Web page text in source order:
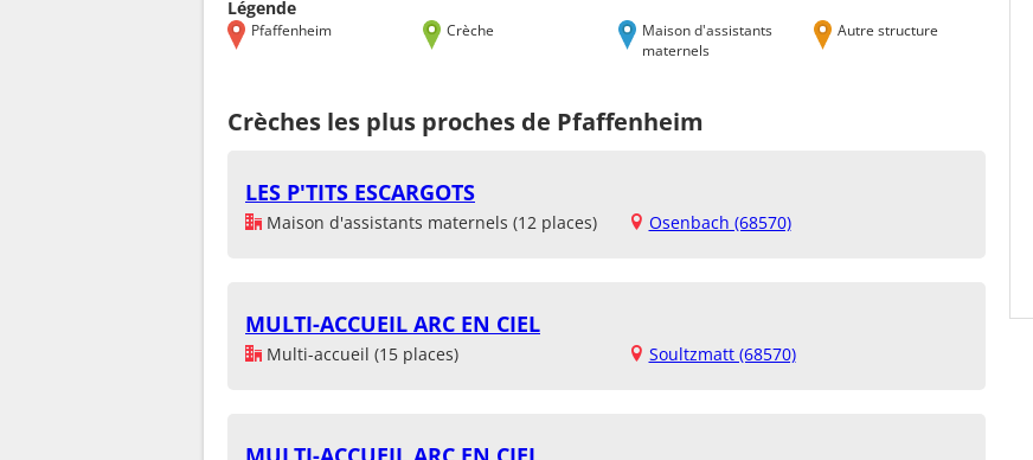
Légende
Pfaffenheim Crèche
Maison d'assistants
maternels
Autre structure
Crèches les plus proches de Pfaffenheim
LES P'TITS ESCARGOTS
Maison d'assistants maternels (12 places) Osenbach (68570)
MULTI-ACCUEIL ARC EN CIEL
Multi-accueil (15 places) Soultzmatt (68570)